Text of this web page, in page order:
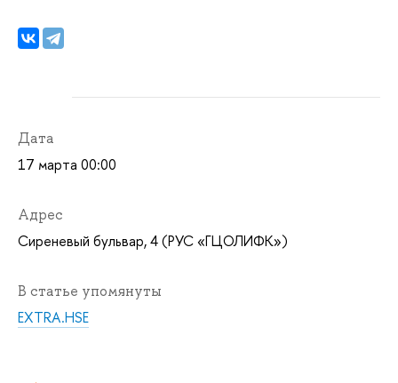
Дата
17 марта 00:00
Адрес
Сиреневый бульвар, 4 (РУС «ГЦОЛИФК»)
В статье упомянуты
EXTRA.HSE